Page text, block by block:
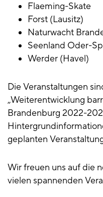
Flaeming-Skate
Forst (Lausitz)
Naturwacht
Seenland Oder-
Werder (Havel)
Die Veranstaltungen
„Weiterentwicklung
Brandenburg 2022-
geplanten
Wir freuen uns auf die
vielen spannenden